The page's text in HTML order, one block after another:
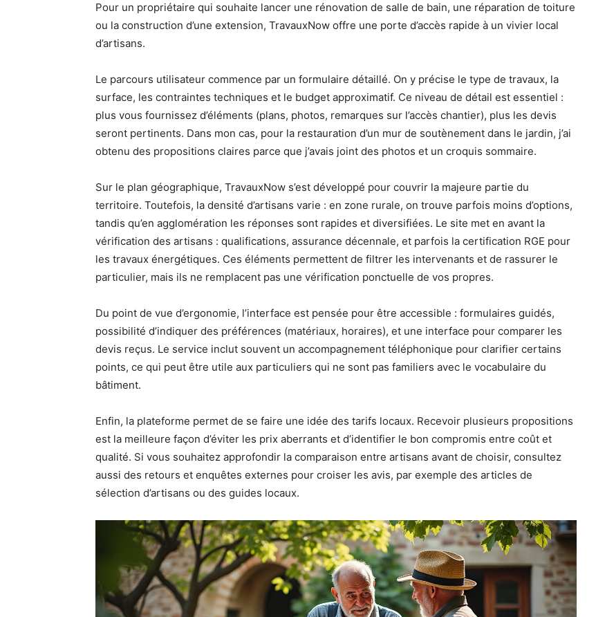
Pour un propriétaire qui souhaite lancer une rénovation de salle de bain, une réparation de toiture
ou la construction d’une extension, TravauxNow offre une porte d’accès rapide à un vivier local
d’artisans.
Le parcours utilisateur commence par un formulaire détaillé. On y précise le type de travaux, la
surface, les contraintes techniques et le budget approximatif. Ce niveau de détail est essentiel :
plus vous fournissez d’éléments (plans, photos, remarques sur l’accès chantier), plus les devis
seront pertinents. Dans mon cas, pour la restauration d’un mur de soutènement dans le jardin, j’ai
obtenu des propositions claires parce que j’avais joint des photos et un croquis sommaire.
Sur le plan géographique, TravauxNow s’est développé pour couvrir la majeure partie du
territoire. Toutefois, la densité d’artisans varie : en zone rurale, on trouve parfois moins d’options,
tandis qu’en agglomération les réponses sont rapides et diversifiées. Le site met en avant la
vérification des artisans : qualifications, assurance décennale, et parfois la certification RGE pour
les travaux énergétiques. Ces éléments permettent de filtrer les intervenants et de rassurer le
particulier, mais ils ne remplacent pas une vérification ponctuelle de vos propres.
Du point de vue d’ergonomie, l’interface est pensée pour être accessible : formulaires guidés,
possibilité d’indiquer des préférences (matériaux, horaires), et une interface pour comparer les
devis reçus. Le service inclut souvent un accompagnement téléphonique pour clarifier certains
points, ce qui peut être utile aux particuliers qui ne sont pas familiers avec le vocabulaire du
bâtiment.
Enfin, la plateforme permet de se faire une idée des tarifs locaux. Recevoir plusieurs propositions
est la meilleure façon d’éviter les prix aberrants et d’identifier le bon compromis entre coût et
qualité. Si vous souhaitez approfondir la comparaison entre artisans avant de choisir, consultez
aussi des retours et enquêtes externes pour croiser les avis, par exemple des articles de
sélection d’artisans ou des guides locaux.